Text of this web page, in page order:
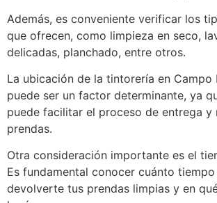
Además, es conveniente verificar los
que ofrecen, como limpieza en seco,
delicadas, planchado, entre otros.
La ubicación de la tintorería en Campo
puede ser un factor determinante, ya
puede facilitar el proceso de entrega y
prendas.
Otra consideración importante es el
Es fundamental conocer cuánto
devolverte tus prendas limpias y en